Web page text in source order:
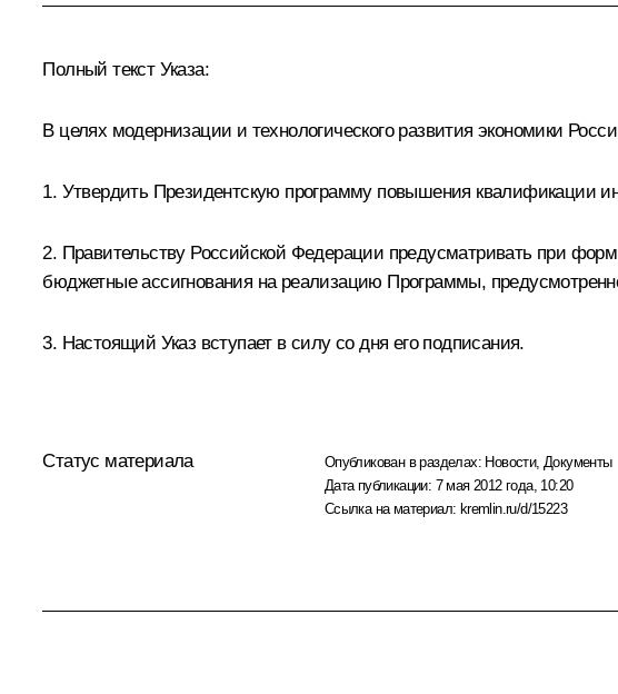
Полный текст Указа:
В целях модернизации и технологического развития экономики
1. Утвердить Президентскую программу повышения квалификации
2. Правительству Российской Федерации предусматривать при
бюджетные ассигнования на реализацию Программы,
3. Настоящий Указ вступает в силу со дня его подписания.
Статус материала Опубликован в разделах: Новости,Документы
Дата публикации: 7 мая 2012 года, 10:20
Ссылка на материал: kremlin.ru/d/15223